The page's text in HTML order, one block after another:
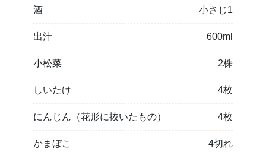
酒 小さじ1
出汁 600ml
小松菜 2株
しいたけ 4枚
にんじん（花形に抜いたもの） 4枚
かまぼこ 4切れ